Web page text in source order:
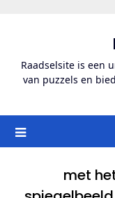
inhoudRaadselsite is een
van puzzels en
met